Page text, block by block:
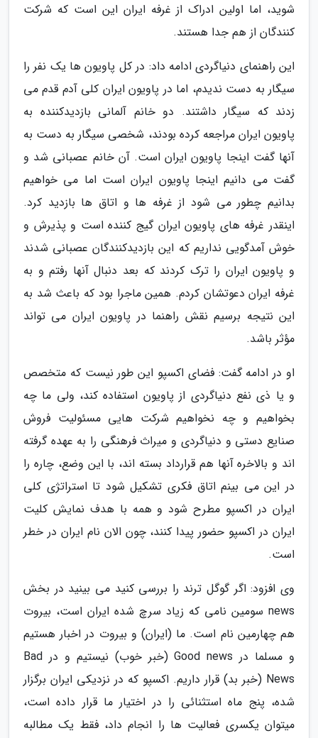
شوید، اما اولین ادراک از غرفه ایران این است که شرکت
کنندگان از هم جدا هستند.
این راهنمای دنیاگردی ادامه داد: در کل پاویون ها یک نفر را
سیگار به دست ندیدم، اما در پاویون ایران کلی آدم قدم می
زدند که سیگار داشتند. دو خانم آلمانی بازدیدکننده به
پاویون ایران مراجعه کرده بودند، شخصی سیگار به دست به
آنها گفت اینجا پاویون ایران است. آن خانم عصبانی شد و
گفت می دانیم اینجا پاویون ایران است اما می خواهیم
بدانیم چطور می شود از غرفه ها و اتاق ها بازدید کرد.
اینقدر غرفه های پاویون ایران گیج کننده است و پذیرش و
خوش آمدگویی نداریم که این بازدیدکنندگان عصبانی شدند
و پاویون ایران را ترک کردند که بعد دنبال آنها رفتم و به
غرفه ایران دعوتشان کردم. همین ماجرا بود که باعث شد به
این نتیجه برسیم نقش راهنما در پاویون ایران می تواند
مؤثر باشد.
او در ادامه گفت: فضای اکسپو این طور نیست که متخصص
و یا ذی نفع دنیاگردی از پاویون استفاده کند، ولی ما چه
بخواهیم و چه نخواهیم شرکت هایی مسئولیت فروش
صنایع دستی و دنیاگردی و میراث فرهنگی را به عهده گرفته
اند و بالاخره آنها هم قرارداد بسته اند، با این وضع، چاره را
در این می بینم اتاق فکری تشکیل شود تا استراتژی کلی
ایران در اکسپو مطرح شود و همه با هدف نمایش کلیت
ایران در اکسپو حضور پیدا کنند، چون الان نام ایران در خطر
است.
وی افزود: اگر گوگل ترند را بررسی کنید می بینید در بخش
news سومین نامی که زیاد سرچ شده ایران است، بیروت
هم چهارمین نام است. ما (ایران) و بیروت در اخبار هستیم
و مسلما در Good news (خبر خوب) نیستیم و در Bad
News (خبر بد) قرار داریم. اکسپو که در نزدیکی ایران برگزار
شده، پنج ماه استثنائی را در اختیار ما قرار داده است،
میتوان یکسری فعالیت ها را انجام داد، فقط یک مطالبه